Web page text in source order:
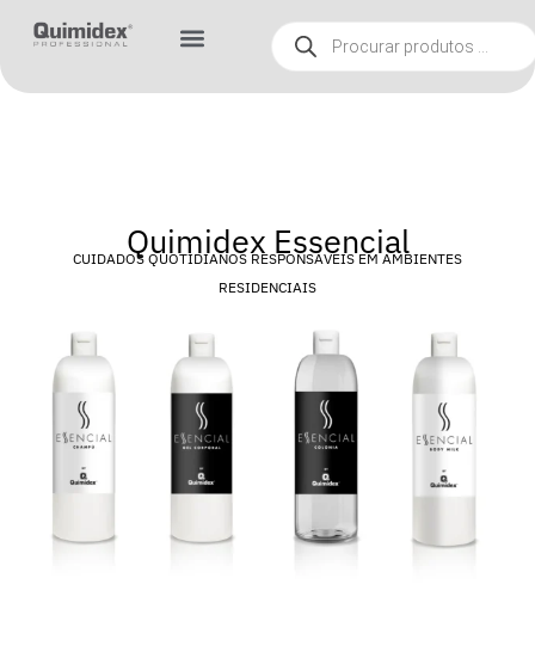
Quimidex Essencial
CUIDADOS QUOTIDIANOS RESPONSÁVEIS EM AMBIENTES
RESIDENCIAIS